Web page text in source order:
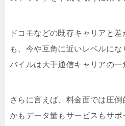
ドコモなどの既存キャリアと差
も、今や互角に近いレベルに
バイルは大手通信キャリアの一
さらに言えば、料金面では圧
かもデータ量もサービスもサ